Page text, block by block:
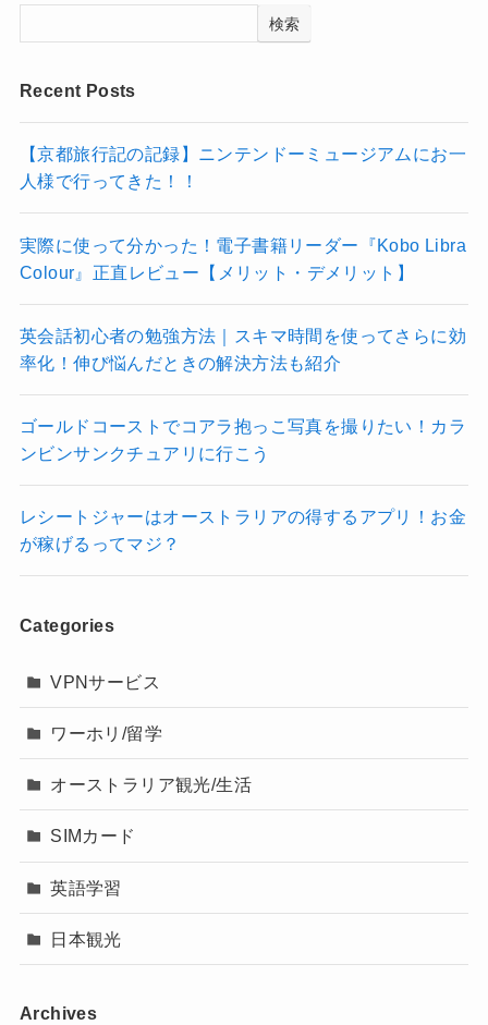
検索
Recent Posts
【京都旅行記の記録】ニンテンドーミュージアムにお一
人様で行ってきた！！
実際に使って分かった！電子書籍リーダー『Kobo Libra
Colour』正直レビュー【メリット・デメリット】
英会話初心者の勉強方法｜スキマ時間を使ってさらに効
率化！伸び悩んだときの解決方法も紹介
ゴールドコーストでコアラ抱っこ写真を撮りたい！カラ
ンビンサンクチュアリに行こう
レシートジャーはオーストラリアの得するアプリ！お金
が稼げるってマジ？
Categories
VPNサービス
ワーホリ/留学
オーストラリア観光/生活
SIMカード
英語学習
日本観光
Archives